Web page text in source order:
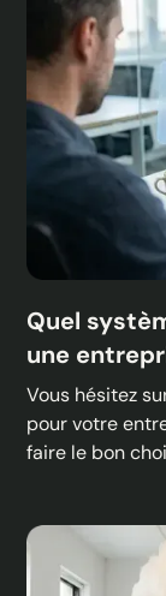
Quel
une
Vous hésitez
pour votre
faire le bon